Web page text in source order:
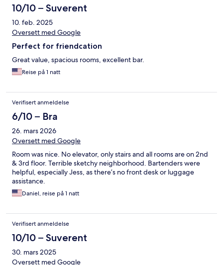
10/10 – Suverent
10. feb. 2025
Oversett med Google
Perfect for friendcation
Great value, spacious rooms, excellent bar.
Reise på 1 natt
Verifisert anmeldelse
6/10 – Bra
26. mars 2026
Oversett med Google
Room was nice. No elevator, only stairs and all rooms are on 2nd
& 3rd floor. Terrible sketchy neighborhood. Bartenders were
helpful, especially Jess, as there’s no front desk or luggage
assistance.
Daniel, reise på 1 natt
Verifisert anmeldelse
10/10 – Suverent
30. mars 2025
Oversett med Google